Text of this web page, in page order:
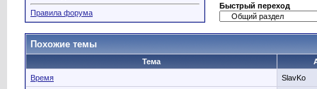
Правила форума
Быстрый переход
Похожие темы
Тема
Время
SlavKo